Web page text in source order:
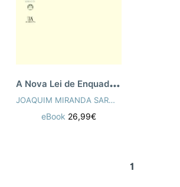
A
Nova Lei de Enquadramento Orçamental (
JOAQUIM MIRANDA SARMENTO
eBook 26,99€
1